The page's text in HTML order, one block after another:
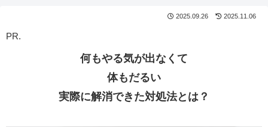
2025.09.26 2025.11.06
PR.
何もやる気が出なくて
体もだるい
実際に解消できた対処法とは？